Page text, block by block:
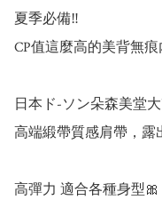
夏季必備‼️
CP值這麼高的美背無痕
日本ド-ソン朵森美堂
高端緞帶質感肩帶，
高彈力 適合各種身型🎀